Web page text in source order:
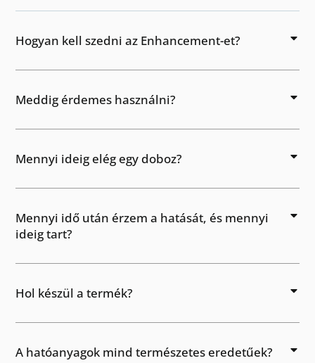
Hogyan kell szedni az Enhancement-et?
Meddig érdemes használni?
Mennyi ideig elég egy doboz?
Mennyi idő után érzem a hatását, és mennyi
ideig tart?
Hol készül a termék?
A hatóanyagok mind természetes eredetűek?